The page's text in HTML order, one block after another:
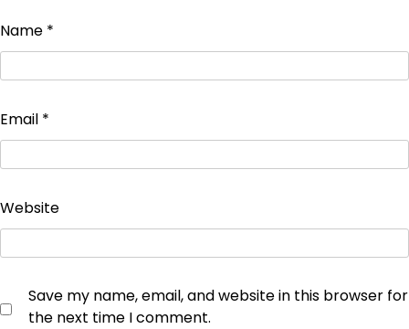
Name *
Email *
Website
Save my name, email, and website in this browser for
the next time I comment.